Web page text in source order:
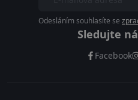
Odesláním souhlasíte se
Sledujte
Facebook